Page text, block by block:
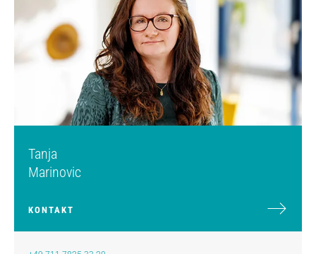
Tanja
Marinovic
KONTAKT